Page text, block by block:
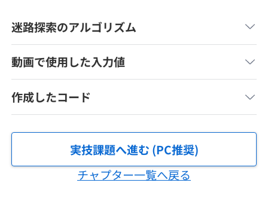
リファレンス
プラン
法人向けプラン
学校向けプラン
再チャレンジ結果一覧
paiza times
note
迷路探索のアルゴリズム
動画で使用した入力値
作成したコード
実技課題へ進む (PC推奨)
チャプター一覧へ戻る